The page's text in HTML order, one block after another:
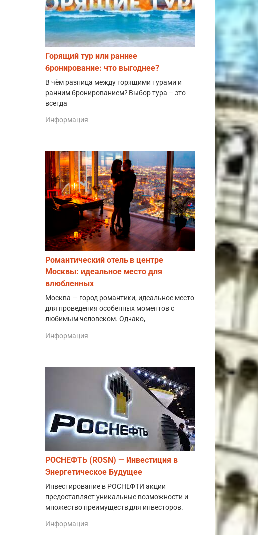
Горящий тур или раннее
бронирование: что выгоднее?
В чём разница между горящими турами и
ранним бронированием? Выбор тура – это
всегда
Информация
Романтический отель в центре
Москвы: идеальное место для
влюбленных
Москва — город романтики, идеальное место
для проведения особенных моментов с
любимым человеком. Однако,
Информация
РОСНЕФТЬ (ROSN) — Инвестиция в
Энергетическое Будущее
Инвестирование в РОСНЕФТИ акции
предоставляет уникальные возможности и
множество преимуществ для инвесторов.
Информация